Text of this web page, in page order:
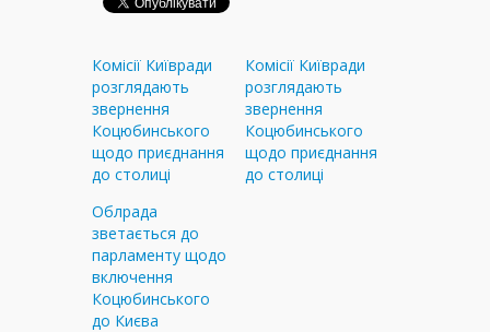
Комісії Київради
розглядають
звернення
Коцюбинського
щодо приєднання
до столиці
Комісії Київради
розглядають
звернення
Коцюбинського
щодо приєднання
до столиці
Облрада
зветається до
парламенту щодо
включення
Коцюбинського
до Києва